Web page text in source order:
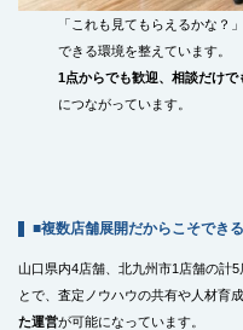
「これも見てもらえるかな？
できる環境を整えています。
1点からでも歓迎、相談だけで
につながっています。
■複数店舗展開だからこそでき
山口県内4店舗、北九州市1店舗の計
とで、査定ノウハウの共有や人材育成
た運営が可能になっています。